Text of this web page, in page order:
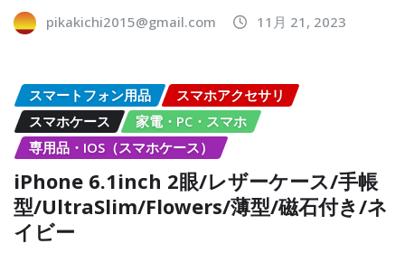
pikakichi2015@gmail.com 11月 21, 2023
スマートフォン用品
スマホアクセサリ
スマホケース
家電・PC・スマホ
専用品・IOS（スマホケース）
iPhone 6.1inch 2眼/レザーケース/手帳
型/UltraSlim/Flowers/薄型/磁石付き/ネ
イビー